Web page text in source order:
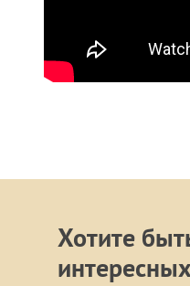
Хотите